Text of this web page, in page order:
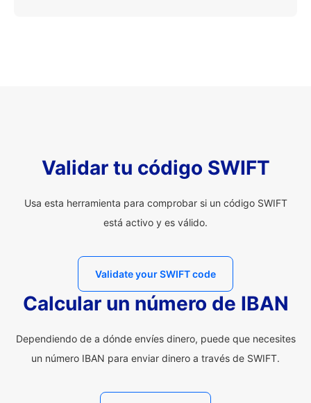
Validar tu código SWIFT
Usa esta herramienta para comprobar si un código SWIFT
está activo y es válido.
Validate your SWIFT code
Calcular un número de IBAN
Dependiendo de a dónde envíes dinero, puede que necesites
un número IBAN para enviar dinero a través de SWIFT.